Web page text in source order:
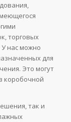
торговых
У нас можно
для
Это могут
коробочной
так и